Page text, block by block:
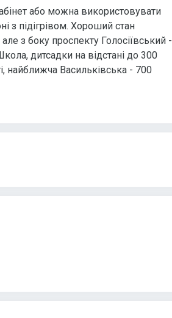
або можна використовувати
з підігрівом. Хороший стан
з боку проспекту Голосіївський -
дитсадки на відстані до 300
найближча Васильківська - 700